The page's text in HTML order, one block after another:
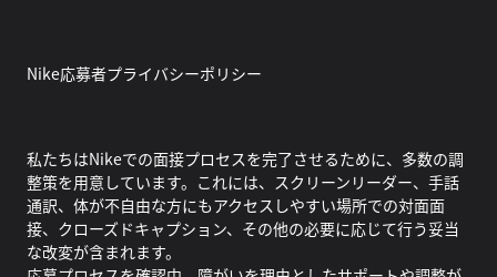
Nike応募者プライバシーポリシー
私たちはNikeでの面接プロセスを完了させるために、多数の調
整策を用意しています。これには、スクリーンリーダー、手話
通訳、体が不自由な方にもアクセスしやすい場所での対面面
接、クローズドキャプション、その他の必要に応じて行う妥当
な改変が含まれます。